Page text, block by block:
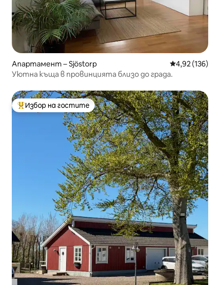
Апартамент – Sjöstorp Средна
4,92 (136)
Уютна къща в провинцията близо до града.
Най-популярен избор на гостите
Избор на гостите